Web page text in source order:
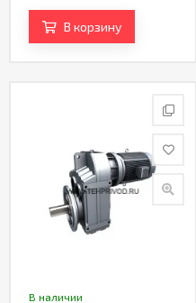
В корзину
В наличии